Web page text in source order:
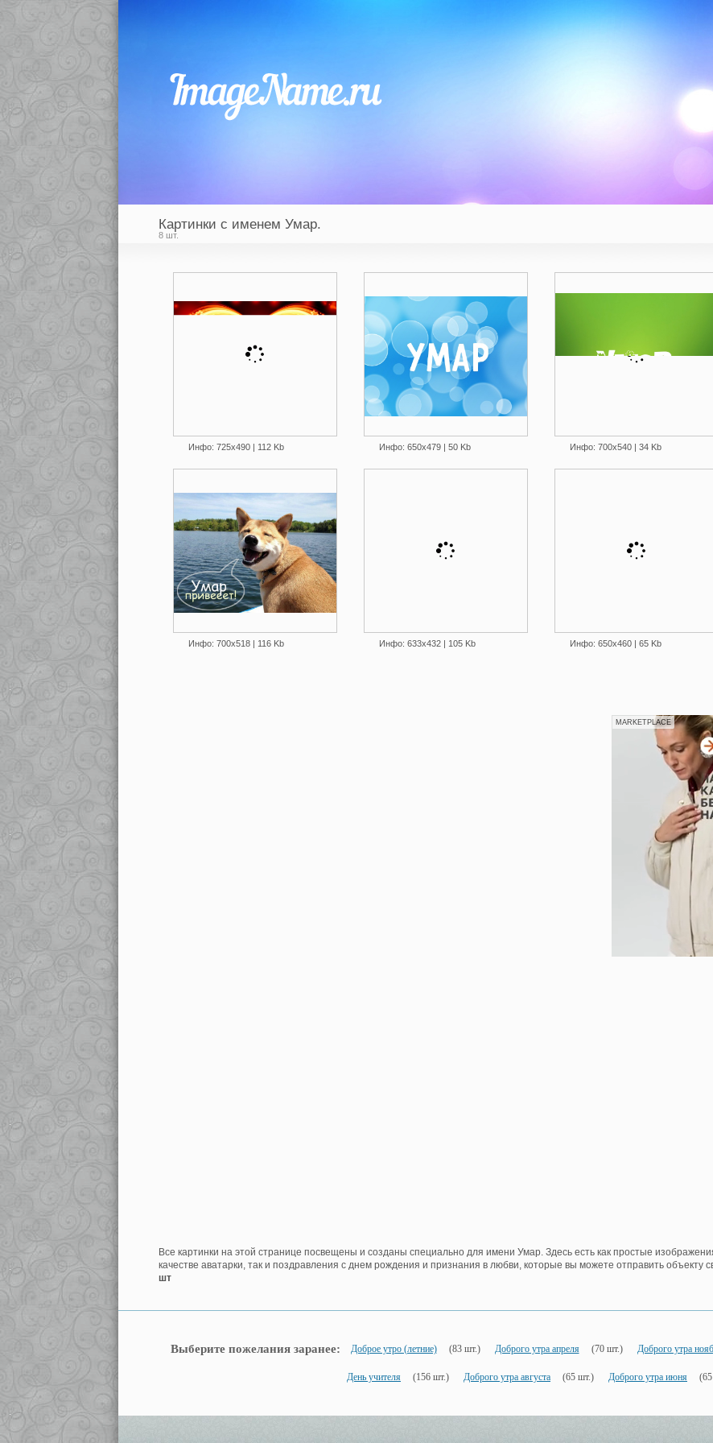
Картинки с именем Умар.
8 шт.
Инфо: 725х490 | 112 Kb Инфо: 650х479 | 50 Kb Инфо: 700х540 | 34 Kb
Инфо: 700х518 | 116 Kb Инфо: 633х432 | 105 Kb Инфо: 650х460 | 65 Kb
MARKETPLACE
Все картинки на этой странице посвещены и созданы специально для имени Умар. Здесь есть как простые
качестве аватарки, так и поздравления с днем рождения и признания в любви, которые вы можете отправить объекту
шт
Выберите пожелания заранее: Доброе утро (летние) (83 шт.) Доброго утра апреля (70 шт.) Доброго утра
День учителя (156 шт.) Доброго утра августа (65 шт.) Доброго утра июня